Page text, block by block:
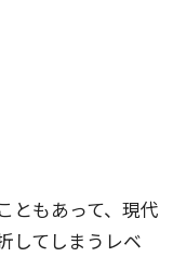
ともあって、現代
してしまうレベ